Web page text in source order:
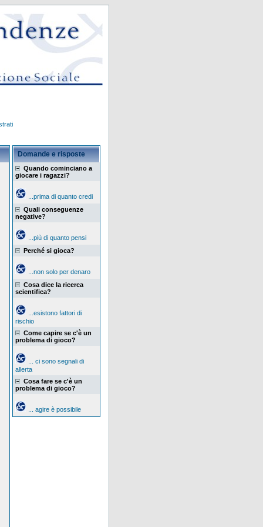
Domande e risposte
Quando cominciano a
giocare i ragazzi?
...prima di quanto credi
Quali conseguenze
negative?
...più di quanto pensi
Perché si gioca?
...non solo per denaro
Cosa dice la ricerca
scientifica?
...esistono fattori di
rischio
Come capire se c'è un
problema di gioco?
... ci sono segnali di
allerta
Cosa fare se c'è un
problema di gioco?
... agire è possibile